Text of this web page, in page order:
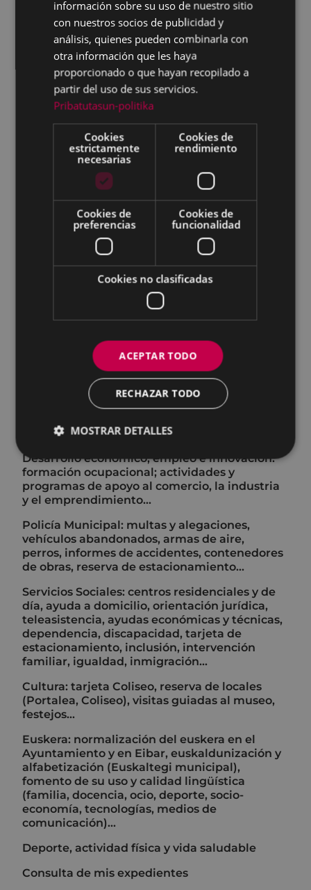
de personal, bolsas de trabajo, procesos de
estabilización, acceso a información pública…
Tesorería y rentas: impuestos, tasas y precios
públicos; bonificaciones y exenciones,
recibos, aplazamiento y fraccionamiento de
pagos, domiciliaciones bancarias, domicilio
fiscal, garantías y avales, compensaciones y
embargos…
Urbanismo y medio ambiente: licencias y
comunicados de obra, licencias y
comunicaciones previas de actividades,
Inspecciones Técnicas de Edificios,
ocupaciones (andamios, mesas y sillas,
barricas...), etc.
Planeamiento urbano
Obras: obras de promoción municipal,
urbanización de zonas públicas, creación de
equipamientos deportivos y culturales,
reformas en edificios públicos,
mantenimiento de viales urbanos y rurales,
supervisión de obras privadas en dominio
Servicios: ocupaciones vía pública (txosnas,
venta ambulante, mercadillo), cesión de
materiales, cementerio municipal, tala de
equipamientos municipales, alumbrado)...
Desarrollo económico, empleo e innovación:
formación ocupacional; actividades y
programas de apoyo al comercio, la industria
y el emprendimiento...
Policía Municipal: multas y alegaciones,
vehículos abandonados, armas de aire,
perros, informes de accidentes, contenedores
de obras, reserva de estacionamiento...
Servicios Sociales: centros residenciales y de
día, ayuda a domicilio, orientación jurídica,
teleasistencia, ayudas económicas y técnicas,
dependencia, discapacidad, tarjeta de
estacionamiento, inclusión, intervención
familiar, igualdad, inmigración...
Cultura: tarjeta Coliseo, reserva de locales
(Portalea, Coliseo), visitas guiadas al museo,
festejos...
Euskera: normalización del euskera en el
Ayuntamiento y en Eibar, euskaldunización y
alfabetización (Euskaltegi municipal),
fomento de su uso y calidad lingüística
(familia, docencia, ocio, deporte, socio-
economía, tecnologías, medios de
comunicación)...
Deporte, actividad física y vida saludable
Consulta de mis expedientes
información sobre su uso de nuestro sitio
con nuestros socios de publicidad y
análisis, quienes pueden combinarla con
otra información que les haya
proporcionado o que hayan recopilado a
partir del uso de sus servicios.
Pribatutasun-politika
Cookies
estrictamente
necesarias
Cookies de
rendimiento
Cookies de
preferencias
Cookies de
funcionalidad
Cookies no clasificadas
ACEPTAR TODO
RECHAZAR TODO
MOSTRAR DETALLES